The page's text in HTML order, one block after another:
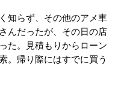
知らず、その他のアメ車
んだったが、その日の店
た。見積もりからローン
。帰り際にはすでに買う